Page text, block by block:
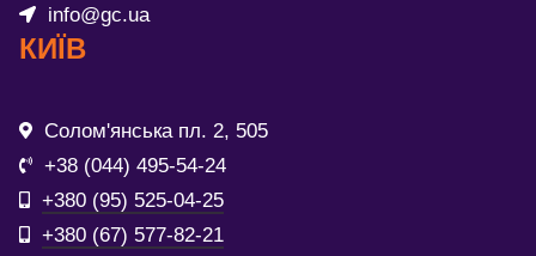
info@gc.ua
КИЇВ
Солом'янська пл. 2, 505
+38 (044) 495-54-24
+380 (95) 525-04-25
+380 (67) 577-82-21